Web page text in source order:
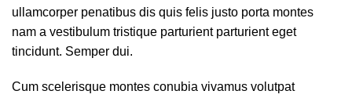
ullamcorper penatibus dis quis felis justo porta montes
nam a vestibulum tristique parturient parturient eget
tincidunt. Semper dui.
Cum scelerisque montes conubia vivamus volutpat